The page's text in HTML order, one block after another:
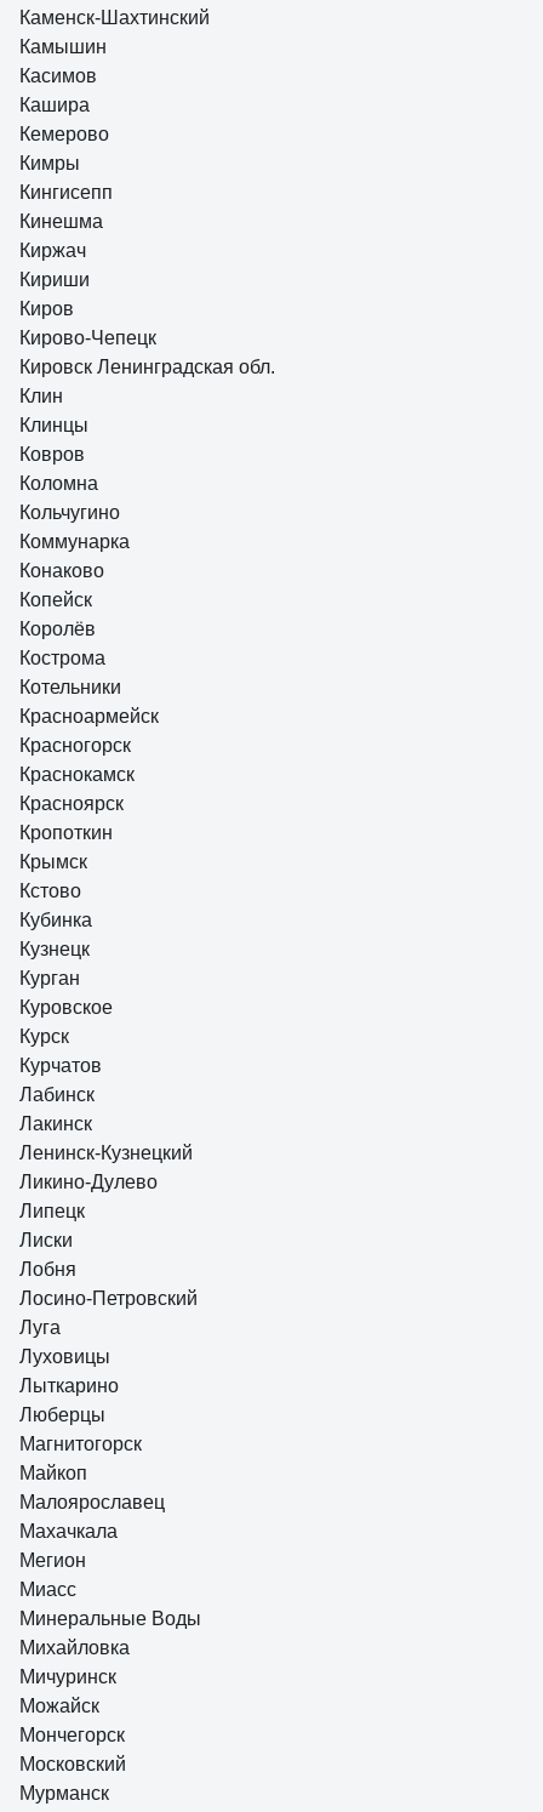
Каменск-Шахтинский
Камышин
Касимов
Кашира
Кемерово
Кимры
Кингисепп
Кинешма
Киржач
Кириши
Киров
Кирово-Чепецк
Кировск Ленинградская обл.
Клин
Клинцы
Ковров
Коломна
Кольчугино
Коммунарка
Конаково
Копейск
Королёв
Кострома
Котельники
Красноармейск
Красногорск
Краснокамск
Красноярск
Кропоткин
Крымск
Кстово
Кубинка
Кузнецк
Курган
Куровское
Курск
Курчатов
Лабинск
Лакинск
Ленинск-Кузнецкий
Ликино-Дулево
Липецк
Лиски
Лобня
Лосино-Петровский
Луга
Луховицы
Лыткарино
Люберцы
Магнитогорск
Майкоп
Малоярославец
Махачкала
Мегион
Миасс
Минеральные Воды
Михайловка
Мичуринск
Можайск
Мончегорск
Московский
Мурманск